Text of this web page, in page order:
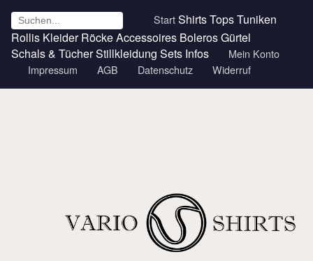
StartShirtsTopsTuniken
Rollis Kleider RöckeAccessoires BolerosGürtel
Schals & TücherStillkleidung Sets Infos
Mein Konto
Impressum
AGB Datenschutz Widerruf